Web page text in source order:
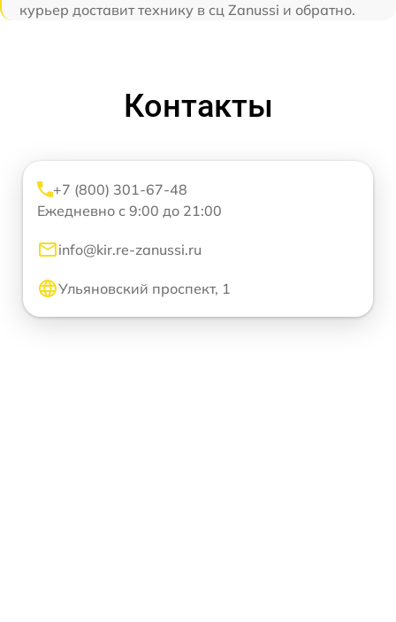
курьер доставит технику в сц Zanussi и обратно.
Контакты
+7 (800) 301-67-48
Ежедневно с 9:00 до 21:00
info@kir.re-zanussi.ru
Ульяновский проспект, 1